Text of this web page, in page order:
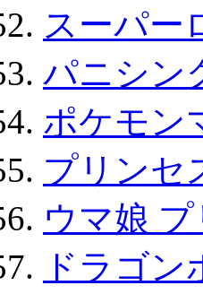
スーパー
パニシン
ポケモン
プリンセ
ウマ娘
ドラゴ